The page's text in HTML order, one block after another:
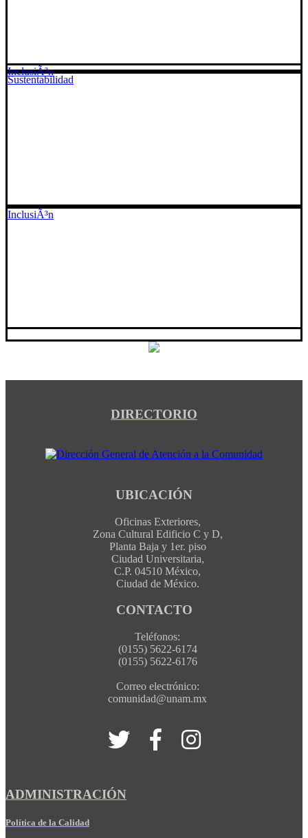
Sustentabilidad
InclusiÃ³n
InclusiÃ³n
DIRECTORIO
UBICACIÓN
Oficinas Exteriores,
Zona Cultural Edificio C y D,
Planta Baja y 1er. piso
Ciudad Universitaria,
C.P. 04510 México,
Ciudad de México.
CONTACTO
Teléfonos:
(0155) 5622-6174
(0155) 5622-6176
Correo electrónico:
comunidad@unam.mx
ADMINISTRACIÓN
Política de la Calidad